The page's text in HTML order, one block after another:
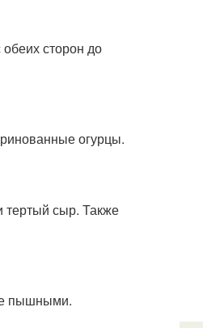
сторон до
огурцы.
тертый сыр. Также
пышными.